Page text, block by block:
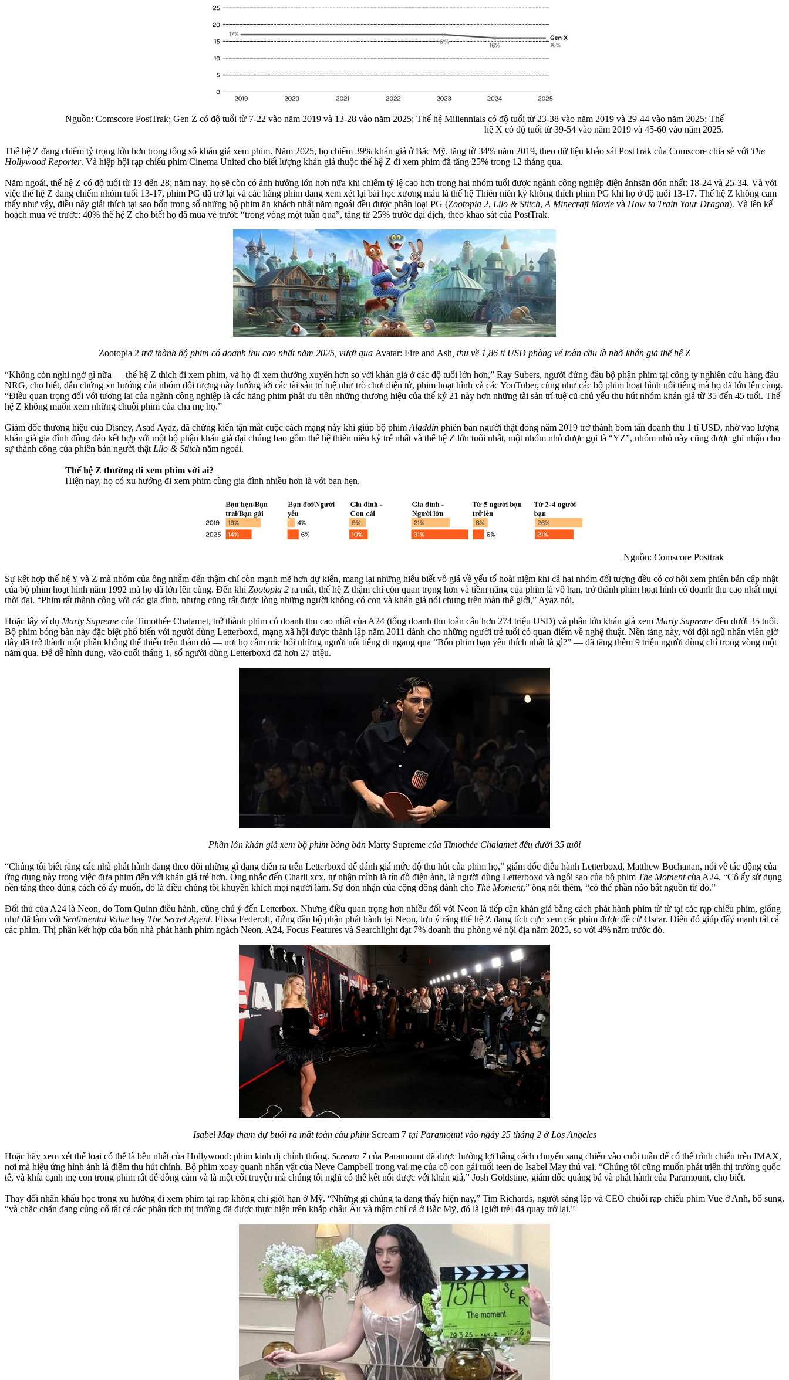
Nguồn: Comscore PostTrak; Gen Z có độ tuổi từ 7-22 vào năm 2019 và 13-28 vào năm 2025; Thế hệ Millennials có độ tuổi từ 23-38 vào năm 2019 và 29-44 vào năm 2025; Thế
hệ X có độ tuổi từ 39-54 vào năm 2019 và 45-60 vào năm 2025.
Thế hệ Z đang chiếm tỷ trọng lớn hơn trong tổng số khán giả xem phim. Năm 2025, họ chiếm 39% khán giả ở Bắc Mỹ, tăng từ 34% năm 2019, theo dữ liệu khảo sát PostTrak của Comscore chia sẻ với The
Hollywood Reporter. Và hiệp hội rạp chiếu phim Cinema United cho biết lượng khán giả thuộc thế hệ Z đi xem phim đã tăng 25% trong 12 tháng qua.
Năm ngoái, thế hệ Z có độ tuổi từ 13 đến 28; năm nay, họ sẽ còn có ảnh hưởng lớn hơn nữa khi chiếm tỷ lệ cao hơn trong hai nhóm tuổi được ngành công nghiệp điện ảnhsăn đón nhất: 18-24 và 25-34. Và với
việc thế hệ Z đang chiếm nhóm tuổi 13-17, phim PG đã trở lại và các hãng phim đang xem xét lại bài học xương máu là thế hệ Thiên niên kỷ không thích phim PG khi họ ở độ tuổi 13-17. Thế hệ Z không cảm
thấy như vậy, điều này giải thích tại sao bốn trong số những bộ phim ăn khách nhất năm ngoái đều được phân loại PG (Zootopia 2, Lilo & Stitch, A Minecraft Movie và How to Train Your Dragon). Và lên kế
hoạch mua vé trước: 40% thế hệ Z cho biết họ đã mua vé trước “trong vòng một tuần qua”, tăng từ 25% trước đại dịch, theo khảo sát của PostTrak.
Zootopia 2 trở thành bộ phim có doanh thu cao nhất năm 2025, vượt qua Avatar: Fire and Ash , thu về 1,86 tỉ USD phòng vé toàn cầu là nhờ khán giả thế hệ Z
“Không còn nghi ngờ gì nữa — thế hệ Z thích đi xem phim, và họ đi xem thường xuyên hơn so với khán giả ở các độ tuổi lớn hơn,” Ray Subers, người đứng đầu bộ phận phim tại công ty nghiên cứu hàng đầu
NRG, cho biết, dẫn chứng xu hướng của nhóm đối tượng này hướng tới các tài sản trí tuệ như trò chơi điện tử, phim hoạt hình và các YouTuber, cũng như các bộ phim hoạt hình nổi tiếng mà họ đã lớn lên cùng.
“Điều quan trọng đối với tương lai của ngành công nghiệp là các hãng phim phải ưu tiên những thương hiệu của thế kỷ 21 này hơn những tài sản trí tuệ cũ chủ yếu thu hút nhóm khán giả từ 35 đến 45 tuổi. Thế
hệ Z không muốn xem những chuỗi phim của cha mẹ họ.”
Giám đốc thương hiệu của Disney, Asad Ayaz, đã chứng kiến tận mắt cuộc cách mạng này khi giúp bộ phim Aladdin phiên bản người thật đóng năm 2019 trở thành bom tấn doanh thu 1 tỉ USD, nhờ vào lượng
khán giả gia đình đông đảo kết hợp với một bộ phận khán giả đại chúng bao gồm thế hệ thiên niên kỷ trẻ nhất và thế hệ Z lớn tuổi nhất, một nhóm nhỏ được gọi là “YZ”, nhóm nhỏ này cũng được ghi nhận cho
sự thành công của phiên bản người thật Lilo & Stitch năm ngoái.
Thế hệ Z thường đi xem phim với ai?
Hiện nay, họ có xu hướng đi xem phim cùng gia đình nhiều hơn là với bạn hẹn.
Nguồn: Comscore Posttrak
Sự kết hợp thế hệ Y và Z mà nhóm của ông nhắm đến thậm chí còn mạnh mẽ hơn dự kiến, mang lại những hiểu biết vô giá về yếu tố hoài niệm khi cả hai nhóm đối tượng đều có cơ hội xem phiên bản cập nhật
của bộ phim hoạt hình năm 1992 mà họ đã lớn lên cùng. Đến khi Zootopia 2 ra mắt, thế hệ Z thậm chí còn quan trọng hơn và tiềm năng của phim là vô hạn, trở thành phim hoạt hình có doanh thu cao nhất mọi
thời đại. “Phim rất thành công với các gia đình, nhưng cũng rất được lòng những người không có con và khán giả nói chung trên toàn thế giới,” Ayaz nói.
Hoặc lấy ví dụ Marty Supreme của Timothée Chalamet, trở thành phim có doanh thu cao nhất của A24 (tổng doanh thu toàn cầu hơn 274 triệu USD) và phần lớn khán giả xem Marty Supreme đều dưới 35 tuổi.
Bộ phim bóng bàn này đặc biệt phổ biến với người dùng Letterboxd, mạng xã hội được thành lập năm 2011 dành cho những người trẻ tuổi có quan điểm về nghệ thuật. Nền tảng này, với đội ngũ nhân viên giờ
đây đã trở thành một phần không thể thiếu trên thảm đỏ — nơi họ cầm mic hỏi những người nổi tiếng đi ngang qua “Bốn phim bạn yêu thích nhất là gì?” — đã tăng thêm 9 triệu người dùng chỉ trong vòng một
năm qua. Để dễ hình dung, vào cuối tháng 1, số người dùng Letterboxd đã hơn 27 triệu.
Phần lớn khán giả xem bộ phim bóng bàn Marty Supreme của Timothée Chalamet đều dưới 35 tuổi
“Chúng tôi biết rằng các nhà phát hành đang theo dõi những gì đang diễn ra trên Letterboxd để đánh giá mức độ thu hút của phim họ,” giám đốc điều hành Letterboxd, Matthew Buchanan, nói về tác động của
ứng dụng này trong việc đưa phim đến với khán giả trẻ hơn. Ông nhắc đến Charli xcx, tự nhận mình là tín đồ điện ảnh, là người dùng Letterboxd và ngôi sao của bộ phim The Momentcủa A24. “Cô ấy sử dụng
nền tảng theo đúng cách cô ấy muốn, đó là điều chúng tôi khuyến khích mọi người làm. Sự đón nhận của cộng đồng dành cho The Moment,” ông nói thêm, “có thể phần nào bắt nguồn từ đó.”
Đối thủ của A24 là Neon, do Tom Quinn điều hành, cũng chú ý đến Letterbox. Nhưng điều quan trọng hơn nhiều đối với Neon là tiếp cận khán giả bằng cách phát hành phim từ từ tại các rạp chiếu phim, giống
như đã làm với Sentimental Value hay The Secret Agent. Elissa Federoff, đứng đầu bộ phận phát hành tại Neon, lưu ý rằng thế hệ Z đang tích cực xem các phim được đề cử Oscar. Điều đó giúp đẩy mạnh tất cả
các phim. Thị phần kết hợp của bốn nhà phát hành phim ngách Neon, A24, Focus Features và Searchlight đạt 7% doanh thu phòng vé nội địa năm 2025, so với 4% năm trước đó.
Isabel May tham dự buổi ra mắt toàn cầu phim Scream 7 tại Paramount vào ngày 25 tháng 2 ở Los Angeles
Hoặc hãy xem xét thể loại có thể là bền nhất của Hollywood: phim kinh dị chính thống. Scream 7của Paramount đã được hưởng lợi bằng cách chuyển sang chiếu vào cuối tuần để có thể trình chiếu trên IMAX,
nơi mà hiệu ứng hình ảnh là điểm thu hút chính. Bộ phim xoay quanh nhân vật của Neve Campbell trong vai mẹ của cô con gái tuổi teen do Isabel May thủ vai. “Chúng tôi cũng muốn phát triển thị trường quốc
tế, và khía cạnh mẹ con trong phim rất dễ đồng cảm và là một cốt truyện mà chúng tôi nghĩ có thể kết nối được với khán giả,” Josh Goldstine, giám đốc quảng bá và phát hành của Paramount, cho biết.
Thay đổi nhân khẩu học trong xu hướng đi xem phim tại rạp không chỉ giới hạn ở Mỹ. “Những gì chúng ta đang thấy hiện nay,” Tim Richards, người sáng lập và CEO chuỗi rạp chiếu phim Vue ở Anh, bổ sung,
“và chắc chắn đang củng cố tất cả các phân tích thị trường đã được thực hiện trên khắp châu Âu và thậm chí cả ở Bắc Mỹ, đó là [giới trẻ] đã quay trở lại.”